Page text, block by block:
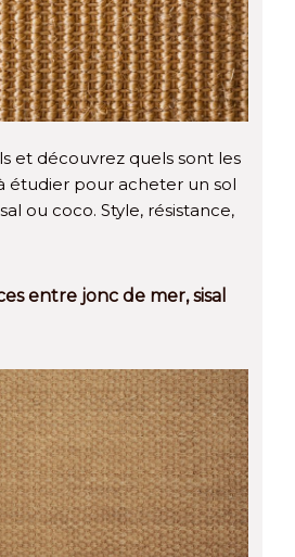
et découvrez quels sont les
étudier pour acheter un sol
ou coco. Style, résistance,
entre jonc de mer, sisal